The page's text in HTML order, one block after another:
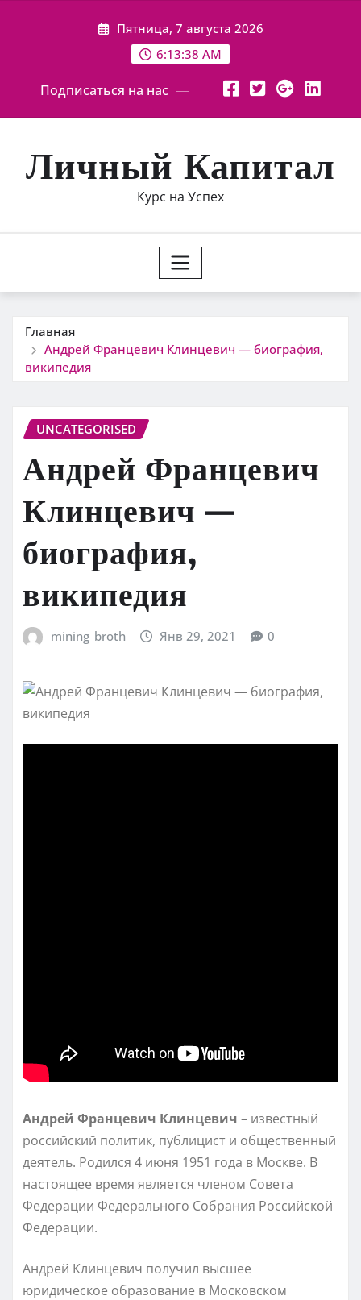
Пятница, 7 августа 2026
6:13:39 AM
Подписаться на нас
Личный Капитал
Курс на Успех
Главная
Андрей Францевич Клинцевич — биография,
википедия
UNCATEGORISED
Андрей Францевич
Клинцевич —
биография,
википедия
mining_broth Янв 29, 2021 0
Андрей Францевич Клинцевич – известный
российский политик, публицист и общественный
деятель. Родился 4 июня 1951 года в Москве. В
настоящее время является членом Совета
Федерации Федерального Собрания Российской
Федерации.
Андрей Клинцевич получил высшее
юридическое образование в Московском